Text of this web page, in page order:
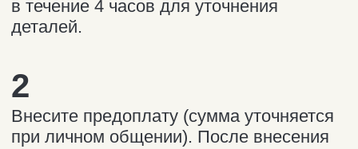
Горнолыжный курорт
«Большой Вудъявр»